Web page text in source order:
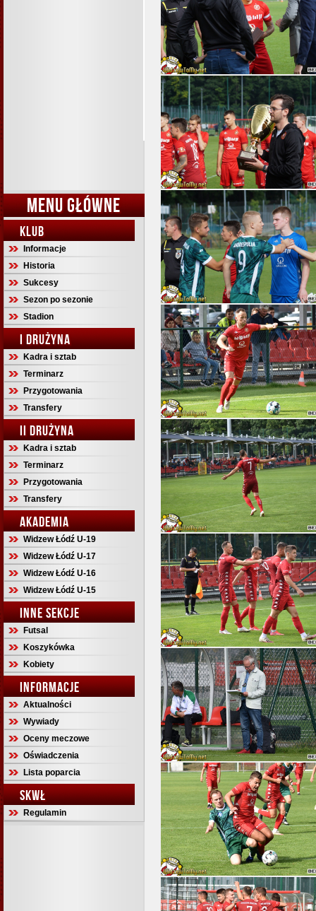
MENU GŁÓWNE
KLUB
Informacje
Historia
Sukcesy
Sezon po sezonie
Stadion
I DRUŻYNA
Kadra i sztab
Terminarz
Przygotowania
Transfery
II DRUŻYNA
Kadra i sztab
Terminarz
Przygotowania
Transfery
AKADEMIA
Widzew Łódź U-19
Widzew Łódź U-17
Widzew Łódź U-16
Widzew Łódź U-15
INNE SEKCJE
Futsal
Koszykówka
Kobiety
INFORMACJE
Aktualności
Wywiady
Oceny meczowe
Oświadczenia
Lista poparcia
SKWŁ
Regulamin